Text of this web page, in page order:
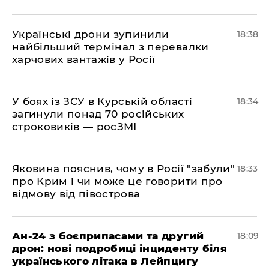
​Українські дрони зупинили
найбільший термінал з перевалки
харчових вантажів у Росії
18:38
​У боях із ЗСУ в Курській області
загинули понад 70 російських
строковиків — росЗМІ
18:34
​Яковина пояснив, чому в Росії "забули"
про Крим і чи може це говорити про
відмову від півострова
18:33
​Ан-24 з боєприпасами та другий
дрон: нові подробиці інциденту біля
українського літака в Лейпцигу
18:09